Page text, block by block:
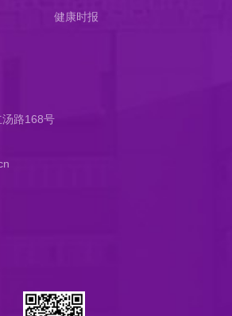
健康时报
路168号